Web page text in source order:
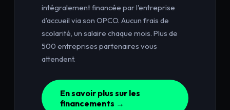
intégralement financée par l'entreprise
d'accueil via son OPCO. Aucun frais de
scolarité, un salaire chaque mois. Plus de
500 entreprises partenaires vous
attendent.
En savoir plus sur les
financements →